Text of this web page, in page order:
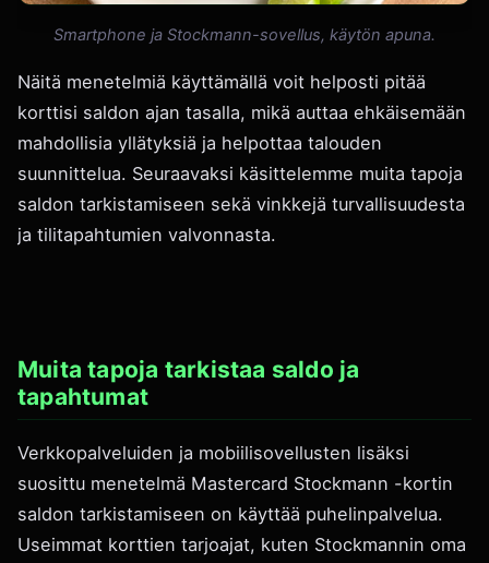
Smartphone ja Stockmann-sovellus, käytön apuna.
Näitä menetelmiä käyttämällä voit helposti pitää
korttisi saldon ajan tasalla, mikä auttaa ehkäisemään
mahdollisia yllätyksiä ja helpottaa talouden
suunnittelua. Seuraavaksi käsittelemme muita tapoja
saldon tarkistamiseen sekä vinkkejä turvallisuudesta
ja tilitapahtumien valvonnasta.
Muita tapoja tarkistaa saldo ja
tapahtumat
Verkkopalveluiden ja mobiilisovellusten lisäksi
suosittu menetelmä Mastercard Stockmann -kortin
saldon tarkistamiseen on käyttää puhelinpalvelua.
Useimmat korttien tarjoajat, kuten Stockmannin oma